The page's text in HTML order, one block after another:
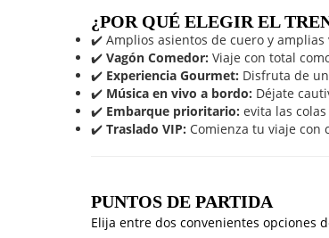
¿POR QUÉ ELEGIR EL
✔️ Amplios asientos de cuero y
✔️ Vagón Comedor: Viaje con total
✔️ Experiencia Gourmet: Disfruta de
✔️ Música en vivo a bordo: Déjate
✔️ Embarque prioritario: evita las
✔️ Traslado VIP: Comienza tu viaje con
PUNTOS DE PARTIDA
Elija entre dos convenientes opciones